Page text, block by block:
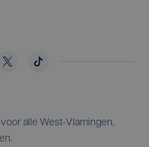
alle West-Vlamingen,